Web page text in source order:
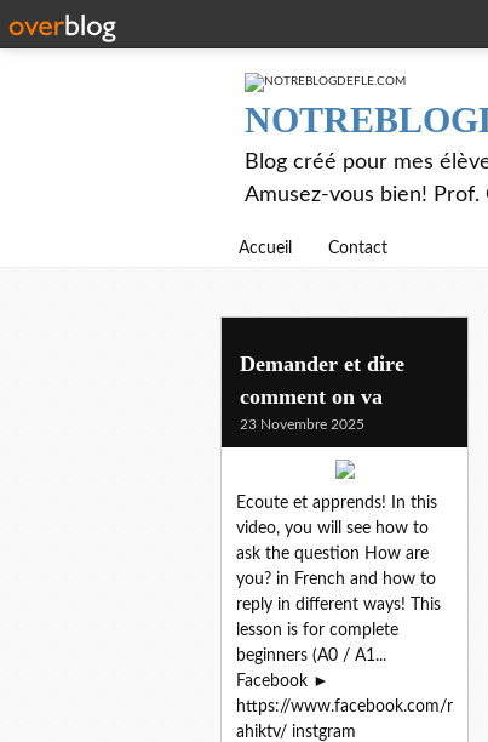
Blog créé pour mes
Amusez-vous bien! Prof.
Accueil Contact
Demander et dire
comment on va
23 Novembre 2025
Ecoute et apprends! In this
video, you will see how to
ask the question How are
you? in French and how to
reply in different ways! This
lesson is for complete
beginners (A0 / A1...
Facebook ►
https://www.facebook.com/r
ahiktv/ instgram